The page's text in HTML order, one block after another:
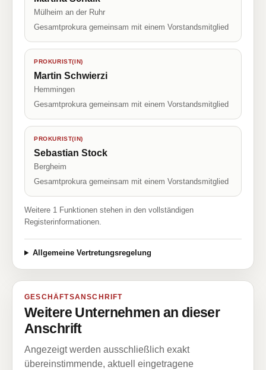
Mülheim an der Ruhr
Gesamtprokura gemeinsam mit einem Vorstandsmitglied
PROKURIST(IN)
Martin Schwierzi
Hemmingen
Gesamtprokura gemeinsam mit einem Vorstandsmitglied
PROKURIST(IN)
Sebastian Stock
Bergheim
Gesamtprokura gemeinsam mit einem Vorstandsmitglied
Weitere 1 Funktionen stehen in den vollständigen
Registerinformationen.
Allgemeine Vertretungsregelung
GESCHÄFTSANSCHRIFT
Weitere Unternehmen an dieser
Anschrift
Angezeigt werden ausschließlich exakt
übereinstimmende, aktuell eingetragene